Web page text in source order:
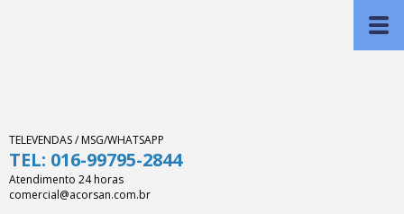
TELEVENDAS / MSG/WHATSAPP
TEL: 016-99795-2844
Atendimento 24 horas
comercial@acorsan.com.br